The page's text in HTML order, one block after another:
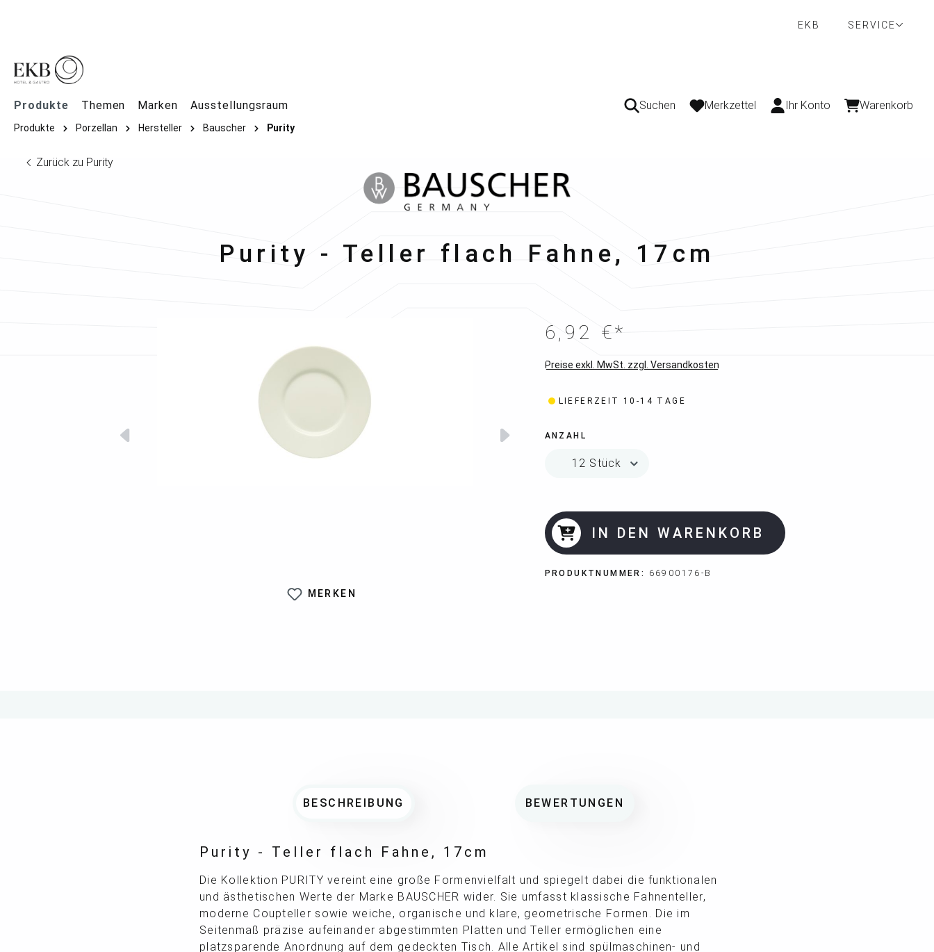
EKB
SERVICE
Produkte Themen Marken Ausstellungsraum Suchen Merkzettel Ihr Konto Warenkorb
Produkte Porzellan Hersteller Bauscher Purity
Zurück zu Purity
Bauscher
Purity - Teller flach Fahne, 17cm
MERKEN
6,92 €*
Preise exkl. MwSt. zzgl. Versandkosten
LIEFERZEIT 10-14 TAGE
ANZAHL
IN DEN WARENKORB
PRODUKTNUMMER: 66900176-B
BESCHREIBUNG BEWERTUNGEN
Purity - Teller flach Fahne, 17cm
Die Kollektion PURITY vereint eine große Formenvielfalt und spiegelt dabei die funktionalen
und ästhetischen Werte der Marke BAUSCHER wider. Sie umfasst klassische Fahnenteller,
moderne Coupteller sowie weiche, organische und klare, geometrische Formen. Die im
Seitenmaß präzise aufeinander abgestimmten Platten und Teller ermöglichen eine
platzsparende Anordnung auf dem gedeckten Tisch. Alle Artikel sind spülmaschinen- und